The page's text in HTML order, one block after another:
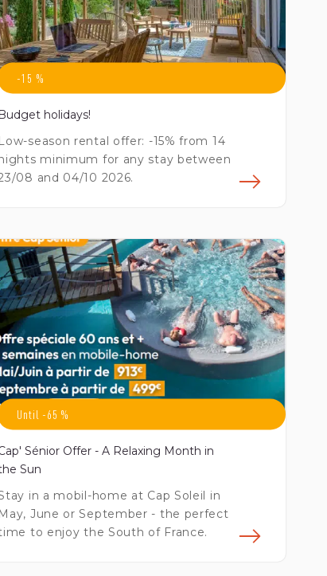
-15 %
Budget holidays!
Low-season rental offer: -15% from 14
minimum for any stay between
08 and 04/10 2026.
Until -65 %
Sénior Offer - A Relaxing Month in
Sun
in a mobil-home at Cap Soleil in
May, June or September - the perfect
to enjoy the South of France.